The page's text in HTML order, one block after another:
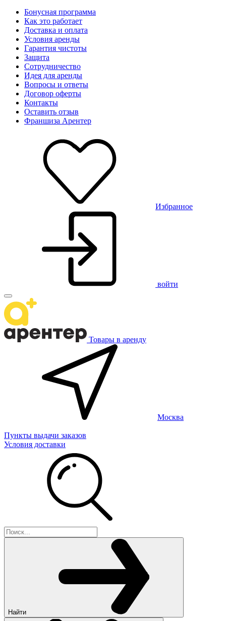
Бонусная программа
Как это работает
Доставка и оплата
Условия аренды
Гарантия чистоты
Защита
Сотрудничество
Идея для аренды
Вопросы и ответы
Договор оферты
Контакты
Оставить отзыв
Франшиза Арентер
Избранное
войти
Товары в аренду
Москва
Пункты выдачи заказов
Условия доставки
Найти